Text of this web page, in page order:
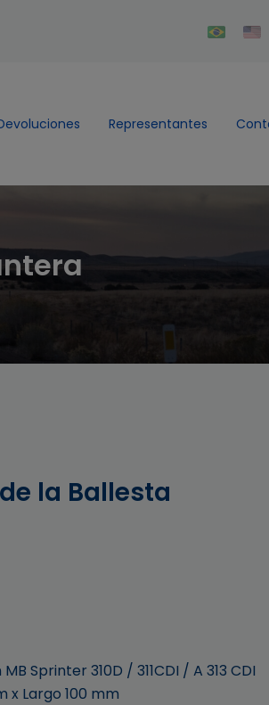
Representantes
la Ballesta
Sprinter 310D / 311CDI / A 313 CDI
x Largo 100 mm